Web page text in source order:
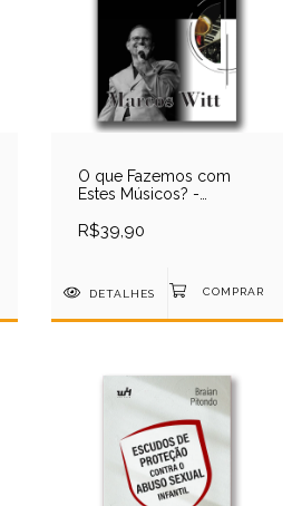
O que Fazemos com
Estes Músicos? -
R$39,90
DETALHES